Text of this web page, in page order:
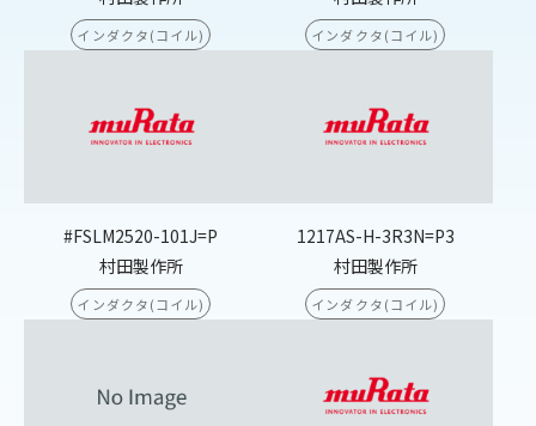
インダクタ(コイル) インダクタ(コイル)
#FSLM2520-101J=P
村田製作所
インダクタ(コイル)
1217AS-H-3R3N=P3
村田製作所
インダクタ(コイル)